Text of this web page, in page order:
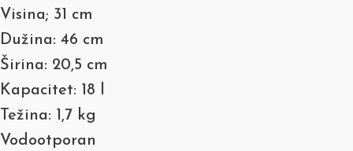
Visina; 31 cm
Dužina: 46 cm
Širina: 20,5 cm
Kapacitet: 18 l
Težina: 1,7 kg
Vodootporan